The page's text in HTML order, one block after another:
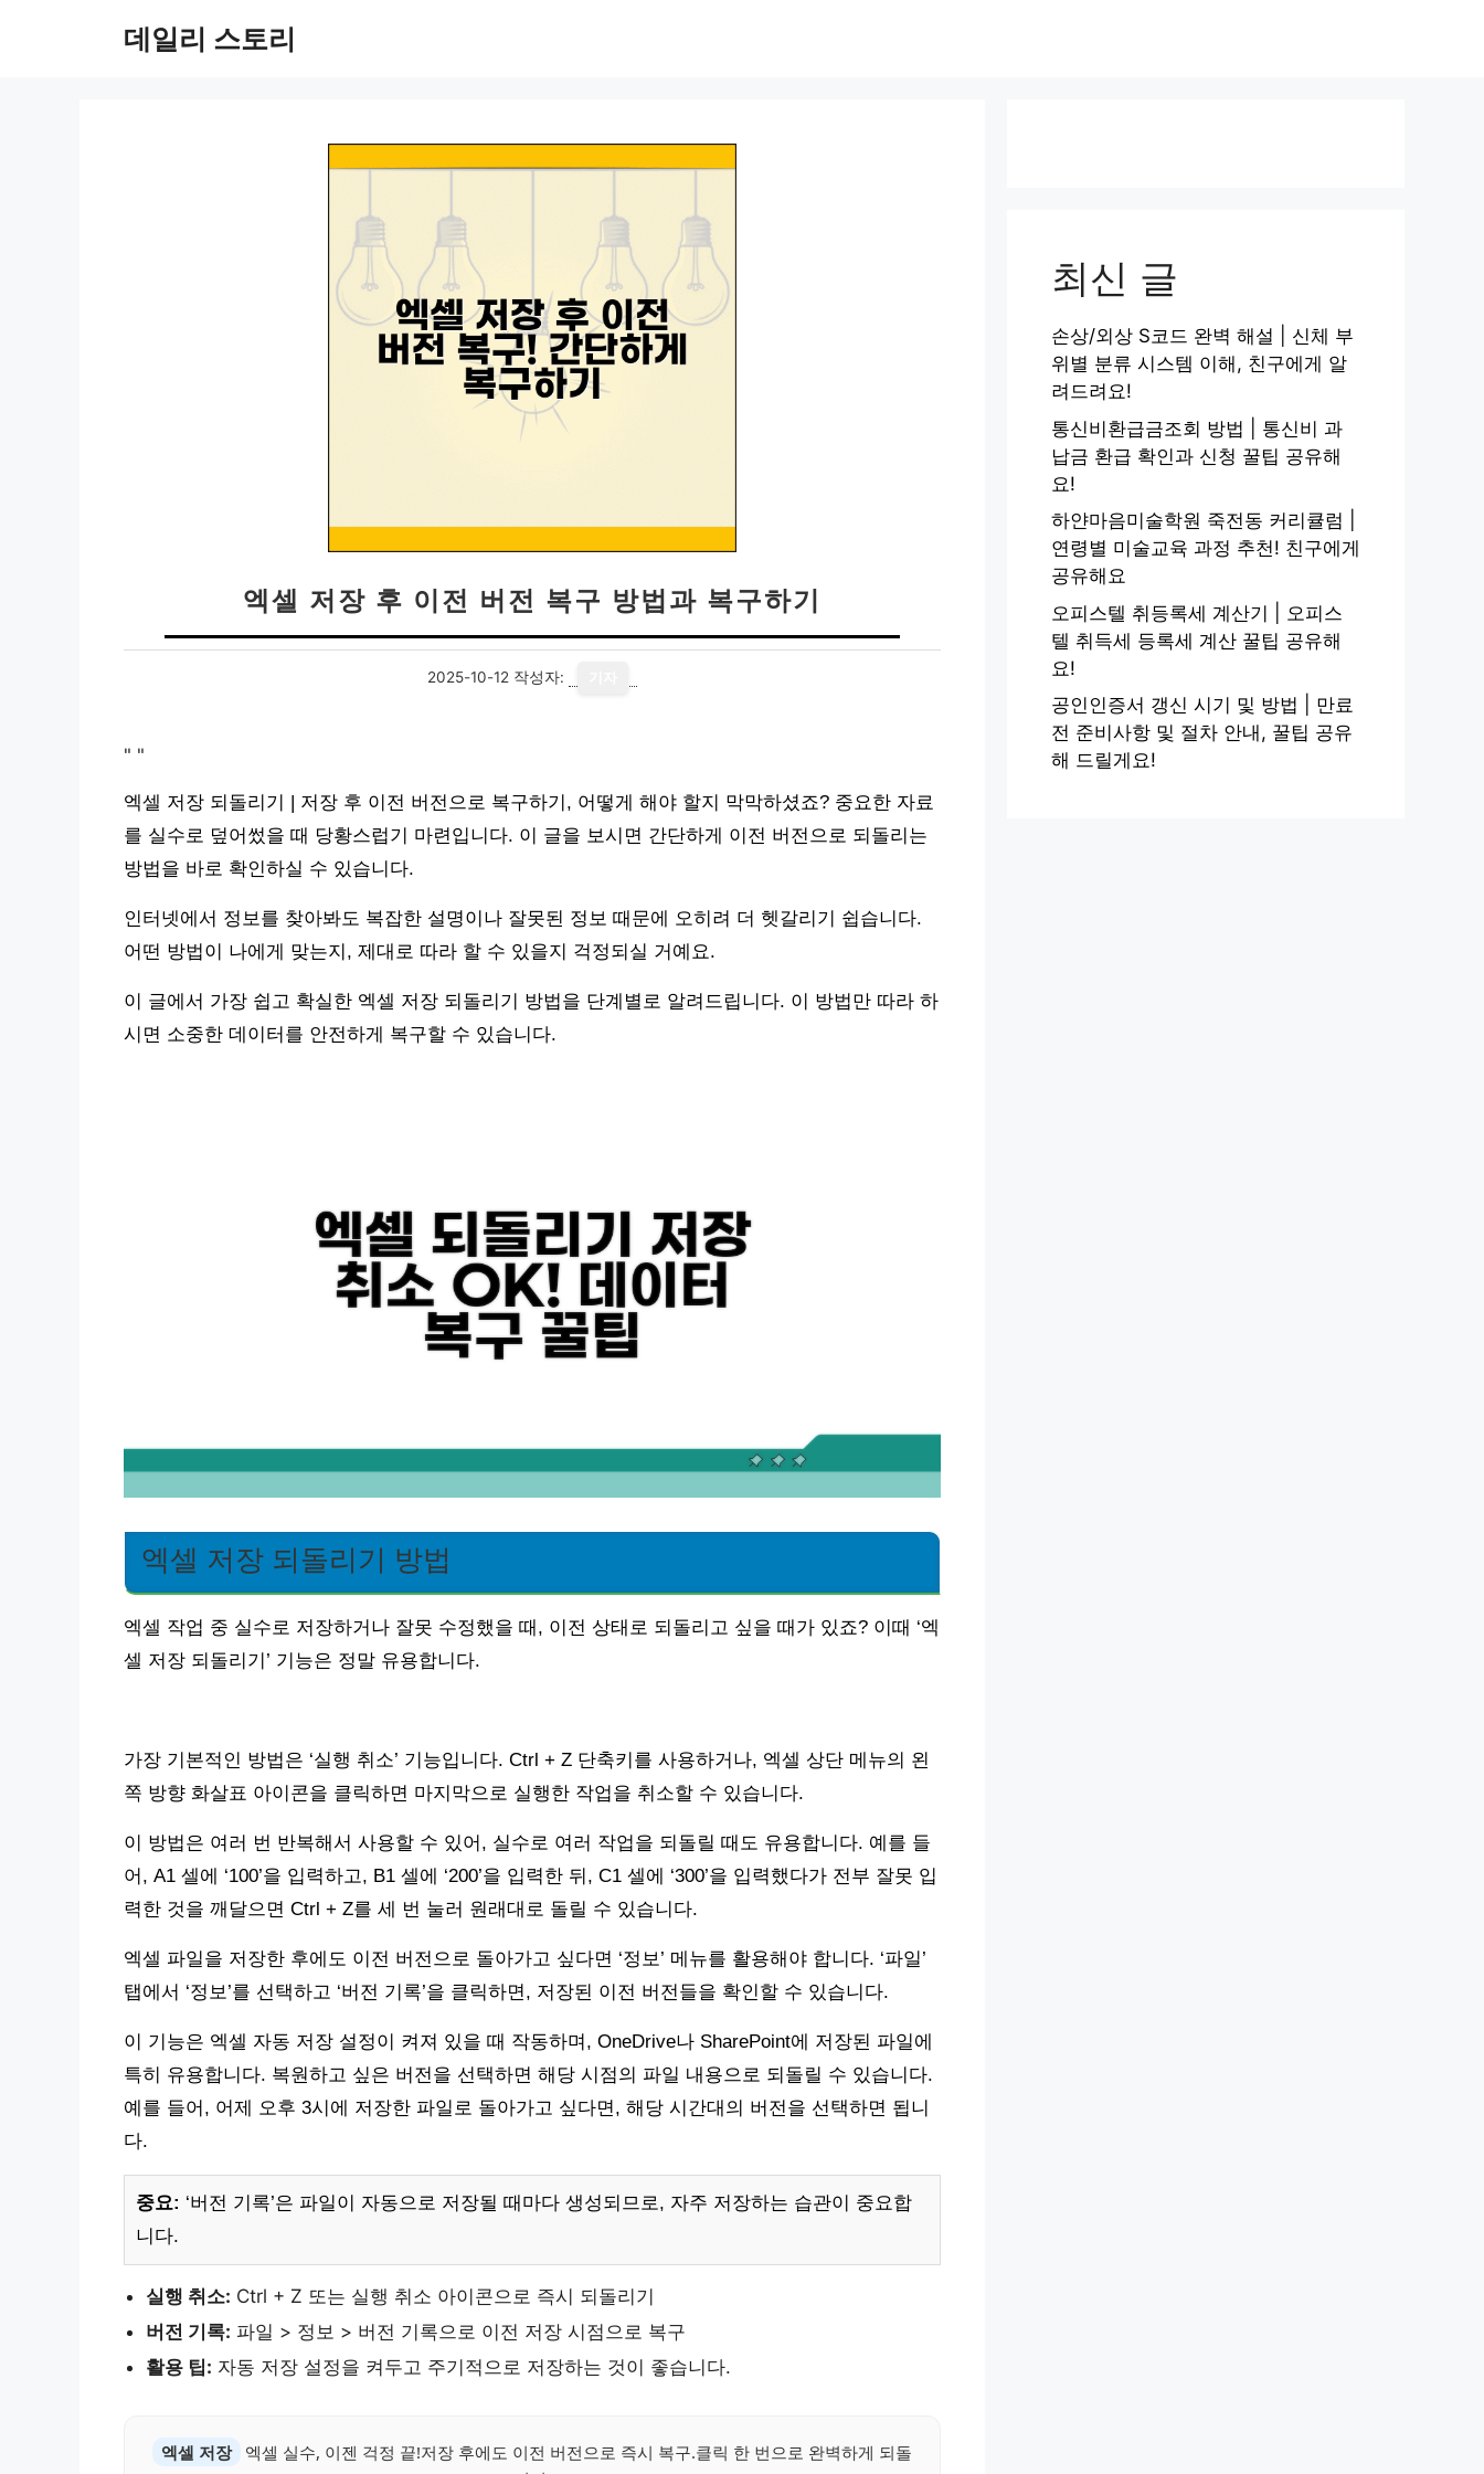
데일리 스토리
엑셀 저장 후 이전 버전 복구 방법과 복구하기
2025-10-12 작성자:
" "
엑셀 저장 되돌리기 | 저장 후 이전 버전으로 복구하기, 어떻게 해야 할지 막막하셨죠? 중요한 자료
를 실수로 덮어썼을 때 당황스럽기 마련입니다. 이 글을 보시면 간단하게 이전 버전으로 되돌리는
방법을 바로 확인하실 수 있습니다.
인터넷에서 정보를 찾아봐도 복잡한 설명이나 잘못된 정보 때문에 오히려 더 헷갈리기 쉽습니다.
어떤 방법이 나에게 맞는지, 제대로 따라 할 수 있을지 걱정되실 거예요.
이 글에서 가장 쉽고 확실한 엑셀 저장 되돌리기 방법을 단계별로 알려드립니다. 이 방법만 따라 하
시면 소중한 데이터를 안전하게 복구할 수 있습니다.
엑셀 저장 되돌리기 방법
엑셀 작업 중 실수로 저장하거나 잘못 수정했을 때, 이전 상태로 되돌리고 싶을 때가 있죠? 이때 ‘엑
셀 저장 되돌리기’ 기능은 정말 유용합니다.
가장 기본적인 방법은 ‘실행 취소’ 기능입니다. Ctrl + Z 단축키를 사용하거나, 엑셀 상단 메뉴의 왼
쪽 방향 화살표 아이콘을 클릭하면 마지막으로 실행한 작업을 취소할 수 있습니다.
이 방법은 여러 번 반복해서 사용할 수 있어, 실수로 여러 작업을 되돌릴 때도 유용합니다. 예를 들
어, A1 셀에 ‘100’을 입력하고, B1 셀에 ‘200’을 입력한 뒤, C1 셀에 ‘300’을 입력했다가 전부 잘못 입
력한 것을 깨달으면 Ctrl + Z를 세 번 눌러 원래대로 돌릴 수 있습니다.
엑셀 파일을 저장한 후에도 이전 버전으로 돌아가고 싶다면 ‘정보’ 메뉴를 활용해야 합니다. ‘파일’
탭에서 ‘정보’를 선택하고 ‘버전 기록’을 클릭하면, 저장된 이전 버전들을 확인할 수 있습니다.
이 기능은 엑셀 자동 저장 설정이 켜져 있을 때 작동하며, OneDrive나 SharePoint에 저장된 파일에
특히 유용합니다. 복원하고 싶은 버전을 선택하면 해당 시점의 파일 내용으로 되돌릴 수 있습니다.
예를 들어, 어제 오후 3시에 저장한 파일로 돌아가고 싶다면, 해당 시간대의 버전을 선택하면 됩니
다.
중요: ‘버전 기록’은 파일이 자동으로 저장될 때마다 생성되므로, 자주 저장하는 습관이 중요합
니다.
실행 취소: Ctrl + Z 또는 실행 취소 아이콘으로 즉시 되돌리기
버전 기록: 파일 > 정보 > 버전 기록으로 이전 저장 시점으로 복구
활용 팁: 자동 저장 설정을 켜두고 주기적으로 저장하는 것이 좋습니다.
엑셀 저장
엑셀 실수, 이젠 걱정 끝!저장 후에도 이전 버전으로 즉시 복구.클릭 한 번으로 완벽하게 되돌
최신 글
손상/외상 S코드 완벽 해설 | 신체 부
위별 분류 시스템 이해, 친구에게 알
려드려요!
통신비환급금조회 방법 | 통신비 과
납금 환급 확인과 신청 꿀팁 공유해
요!
하얀마음미술학원 죽전동 커리큘럼 |
연령별 미술교육 과정 추천! 친구에게
공유해요
오피스텔 취등록세 계산기 | 오피스
텔 취득세 등록세 계산 꿀팁 공유해
요!
공인인증서 갱신 시기 및 방법 | 만료
전 준비사항 및 절차 안내, 꿀팁 공유
해 드릴게요!